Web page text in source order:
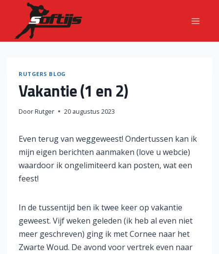
Doorgaan
inhoud
RUTGERS BLOG
Vakantie (1 en 2)
DoorRutger 20 augustus 2023
Even terug van weggeweest! Ondertussen kan ik
mijn eigen berichten aanmaken (love u webcie)
waardoor ik ongelimiteerd kan posten, wat een
feest!
In de tussentijd ben ik twee keer op vakantie
geweest. Vijf weken geleden (ik heb al even niet
meer geschreven) ging ik met Cornee naar het
Zwarte Woud. De avond voor vertrek even naar